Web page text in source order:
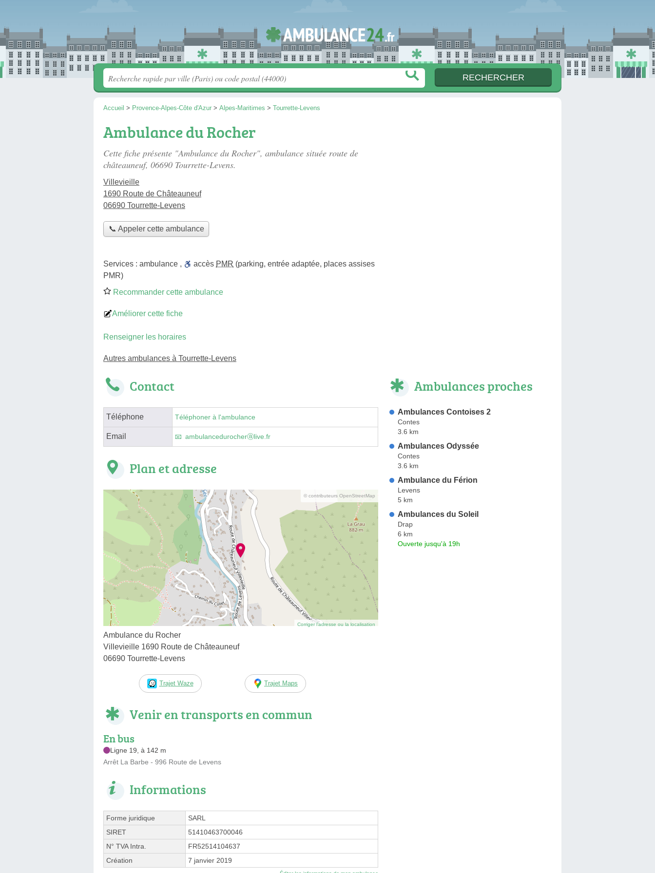
Accueil > Provence-Alpes-Côte d'Azur > Alpes-Maritimes > Tourrette-Levens
Ambulance du Rocher
Cette fiche présente "Ambulance du Rocher", ambulance située route de
châteauneuf, 06690 Tourrette-Levens.
Villevieille
1690 Route de Châteauneuf
06690 Tourrette-Levens
📞 Appeler cette ambulance
Services : ambulance , accès PMR (parking, entrée adaptée, places assises
PMR)
Recommander cette ambulance
Améliorer cette fiche
Renseigner les horaires
Autres ambulances à Tourrette-Levens
Contact
Téléphone Téléphoner à l'ambulance
Email ambulancedurocherⓐlive.fr
Plan et adresse
© contributeurs OpenStreetMap
Corriger l’adresse ou la localisation
Ambulance du Rocher
Villevieille 1690 Route de Châteauneuf
06690 Tourrette-Levens
Trajet Waze Trajet Maps
Venir en transports en commun
En bus
Ligne 19, à 142 m
Arrêt La Barbe - 996 Route de Levens
Informations
Forme juridique
SARL
SIRET
51410463700046
N° TVA Intra.
FR52514104637
Création
7 janvier 2019
Ambulances proches
Ambulances Contoises 2
Contes
3.6 km
Ambulances Odyssée
Contes
3.6 km
Ambulance du Férion
Levens
5 km
Ambulances du Soleil
Drap
6 km
Ouverte jusqu'à 19h